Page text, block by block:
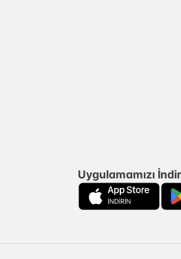
Uygulamamızı